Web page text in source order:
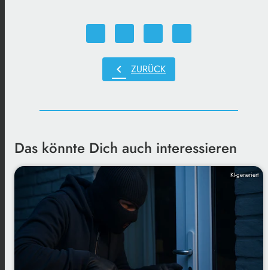
chevron_left ZURÜCK
Das könnte Dich auch interessieren
KI-generiert